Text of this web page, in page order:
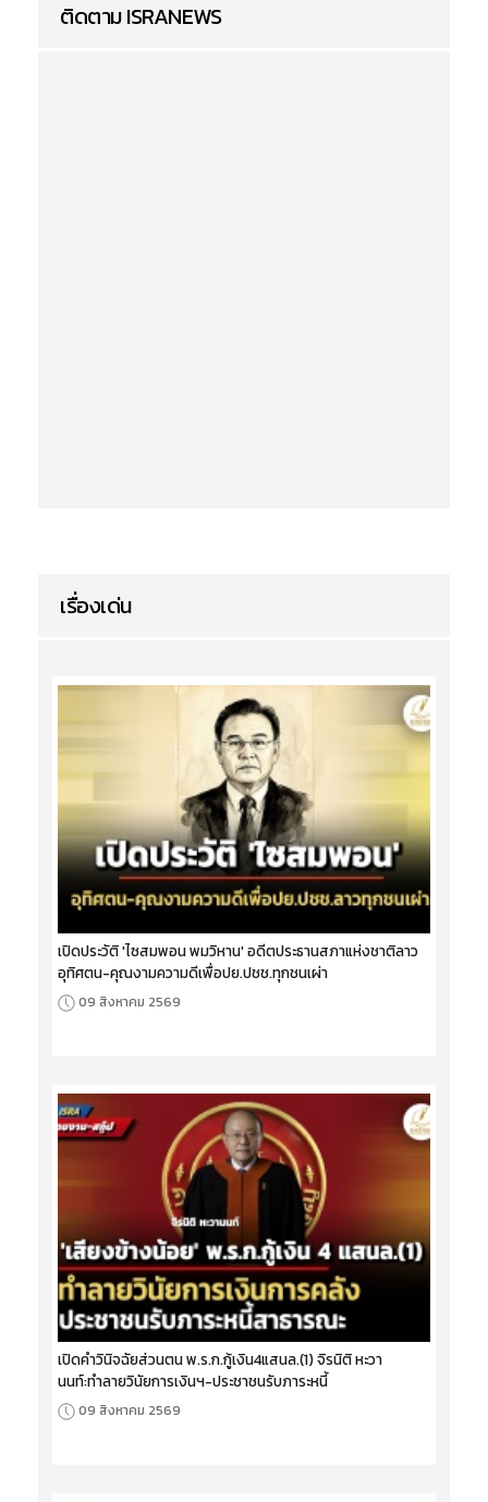
ติดตาม ISRANEWS
เรื่องเด่น
เปิดประวัติ 'ไซสมพอน พมวิหาน' อดีตประธานสภาแห่งชาติลาว
อุทิศตน-คุณงามความดีเพื่อปย.ปชช.ทุกชนเผ่า
09 สิงหาคม 2569
เปิดคำวินิจฉัยส่วนตน พ.ร.ก.กู้เงิน4แสนล.(1) จิรนิติ หะวา
นนท์:ทำลายวินัยการเงินฯ-ประชาชนรับภาระหนี้
09 สิงหาคม 2569